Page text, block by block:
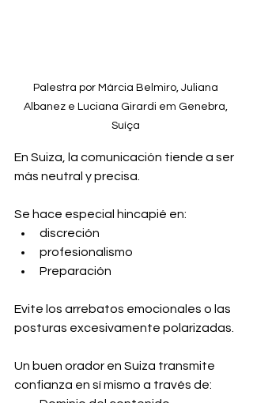
Palestra por Márcia Belmiro, Juliana
Albanez e Luciana Girardi em Genebra,
Suíça
En Suiza, la comunicación tiende a ser
más neutral y precisa.
Se hace especial hincapié en:
discreción
profesionalismo
Preparación
Evite los arrebatos emocionales o las
posturas excesivamente polarizadas.
Un buen orador en Suiza transmite
confianza en sí mismo a través de: